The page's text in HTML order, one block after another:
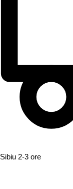
Sibiu 2-3 ore